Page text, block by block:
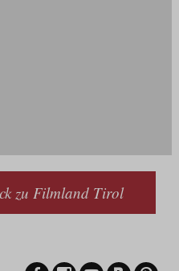
zu Filmland Tirol